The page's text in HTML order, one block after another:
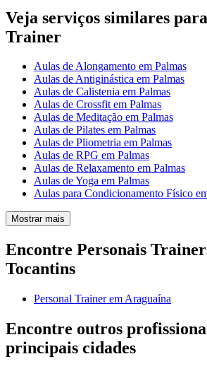
Veja serviços similares
Trainer
Aulas de Alongamento em Palmas
Aulas de Antiginástica em Palmas
Aulas de Calistenia em Palmas
Aulas de Crossfit em Palmas
Aulas de Meditação em Palmas
Aulas de Pilates em Palmas
Aulas de Pliometria em Palmas
Aulas de RPG em Palmas
Aulas de Relaxamento em Palmas
Aulas de Yoga em Palmas
Aulas para Condicionamento Físico
Mostrar mais
Encontre Personais
Tocantins
Personal Trainer em Araguaína
Encontre outros
principais cidades